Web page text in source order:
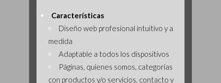
Características
Diseño web profesional intuitivo y a
medida
Adaptable a todos los dispositivos
Páginas, quienes somos, categorías
con productos y/o servicios, contacto y